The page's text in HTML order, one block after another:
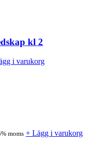
kl 2
i varukorg
moms + Lägg i varukorg